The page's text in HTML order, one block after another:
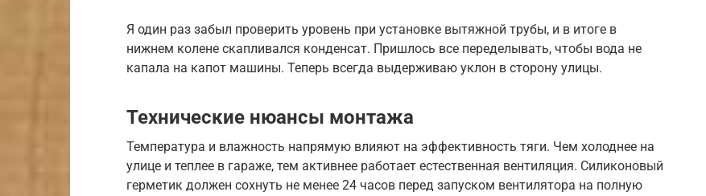
Я один раз забыл проверить уровень при установке вытяжной трубы, и в итоге в
нижнем колене скапливался конденсат. Пришлось все переделывать, чтобы вода не
капала на капот машины. Теперь всегда выдерживаю уклон в сторону улицы.
Технические нюансы монтажа
Температура и влажность напрямую влияют на эффективность тяги. Чем холоднее на
улице и теплее в гараже, тем активнее работает естественная вентиляция. Силиконовый
герметик должен сохнуть не менее 24 часов перед запуском вентилятора на полную